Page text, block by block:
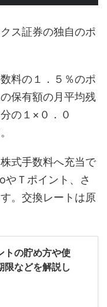
ス証券の独自のポ
料の１．５％のポ
保有額の月平均残
の１×０．０
式手数料へ充当で
やＴポイント、さ
。交換レートは原
トの貯め方や使
限などを解説し